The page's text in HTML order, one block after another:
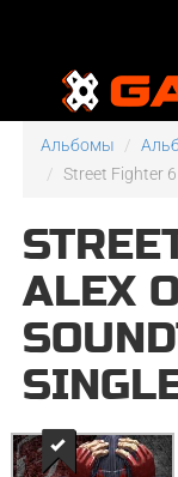
Альбомы
Street Fighter
ALEX